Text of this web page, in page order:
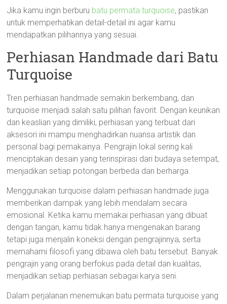
Jika kamu ingin berburu batu permata turquoise, pastikan
untuk memperhatikan detail-detail ini agar kamu
mendapatkan pilihannya yang sesuai.
Perhiasan Handmade dari Batu
Turquoise
Tren perhiasan handmade semakin berkembang, dan
turquoise menjadi salah satu pilihan favorit. Dengan keunikan
dan keaslian yang dimiliki, perhiasan yang terbuat dari
aksesori ini mampu menghadirkan nuansa artistik dan
personal bagi pemakainya. Pengrajin lokal sering kali
menciptakan desain yang terinspirasi dari budaya setempat,
menjadikan setiap potongan berbeda dan berharga.
Menggunakan turquoise dalam perhiasan handmade juga
memberikan dampak yang lebih mendalam secara
emosional. Ketika kamu memakai perhiasan yang dibuat
dengan tangan, kamu tidak hanya mengenakan barang
tetapi juga menjalin koneksi dengan pengrajinnya, serta
memahami filosofi yang dibawa oleh batu tersebut. Banyak
pengrajin yang orang berfokus pada detail dan kualitas,
menjadikan setiap perhiasan sebagai karya seni.
Dalam perjalanan menemukan batu permata turquoise yang